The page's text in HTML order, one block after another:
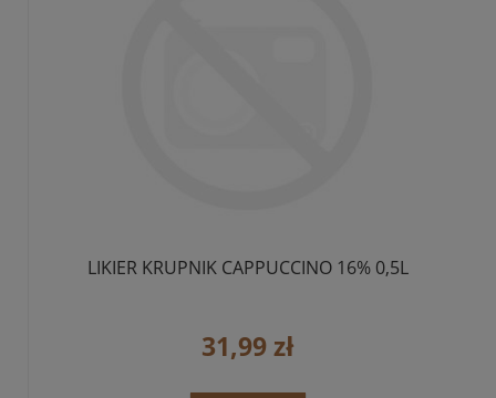
LIKIER KRUPNIK CAPPUCCINO 16% 0,5L
31,99 zł